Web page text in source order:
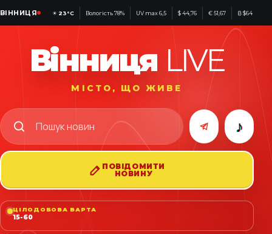
ВІННИЦЯ ☀ 23°C Вологість 78% UV max 6,5 $ 44,76 € 51,67 ₿ $64 371
Вінниця LIVE
МІСТО, ЩО ЖИВЕ
♪
ПОВІДОМИТИ
НОВИНУ
ЦІЛОДОБОВА ВАРТА
15-60